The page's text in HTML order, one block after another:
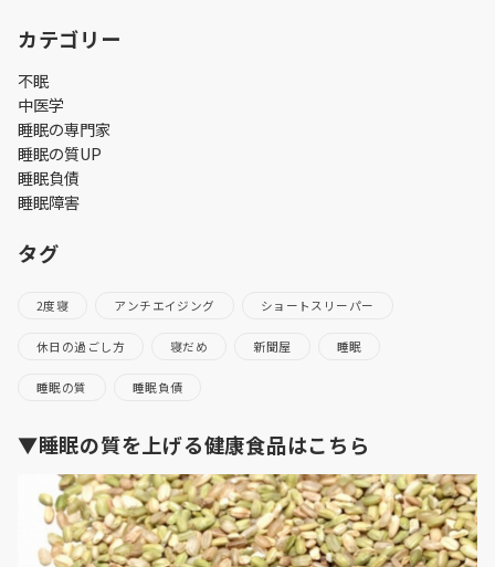
カテゴリー
不眠
中医学
睡眠の専門家
睡眠の質UP
睡眠負債
睡眠障害
タグ
2度寝 アンチエイジング ショートスリーパー
休日の過ごし方 寝だめ 新聞屋 睡眠
睡眠の質 睡眠負債
▼睡眠の質を上げる健康食品はこちら